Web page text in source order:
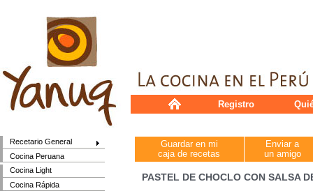
Recetario General
Cocina Peruana
Cocina Light
Cocina Rápida
Registro
Guardar en mi
caja de recetas
Enviar a
un amigo
PASTEL DE CHOCLO CON SALSA